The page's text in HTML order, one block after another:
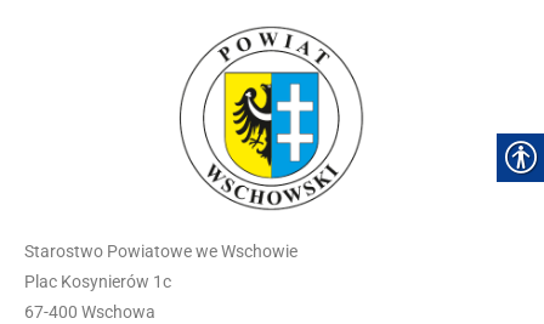
Starostwo Powiatowe we Wschowie
Plac Kosynierów 1c
67-400 Wschowa